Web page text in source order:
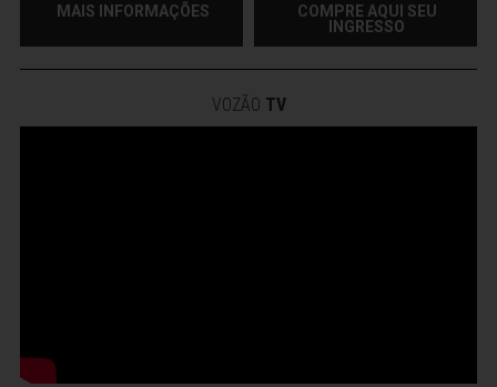
MAIS INFORMAÇÕES
COMPRE AQUI SEU
INGRESSO
VOZÃO TV